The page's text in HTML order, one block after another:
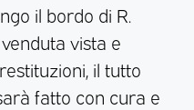
il bordo di R.
vista e
il tutto
fatto con cura e